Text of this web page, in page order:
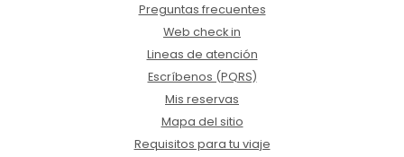
Preguntas frecuentes
Web check in
Lineas de atención
Escríbenos (PQRS)
Mis reservas
Mapa del sitio
Requisitos para tu viaje